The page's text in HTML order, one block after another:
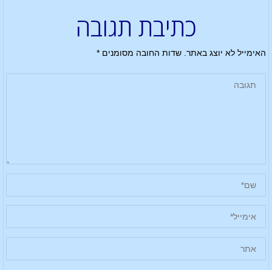
כתיבת תגובה
האימייל לא יוצג באתר. שדות החובה מסומנים*